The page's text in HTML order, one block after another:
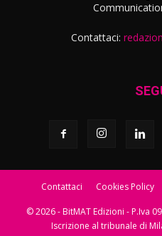
Contattaci:
Contattaci Cookies Policy
© 2026 - BitMAT Edizioni - P.Iva
Iscrizione al tribunale di